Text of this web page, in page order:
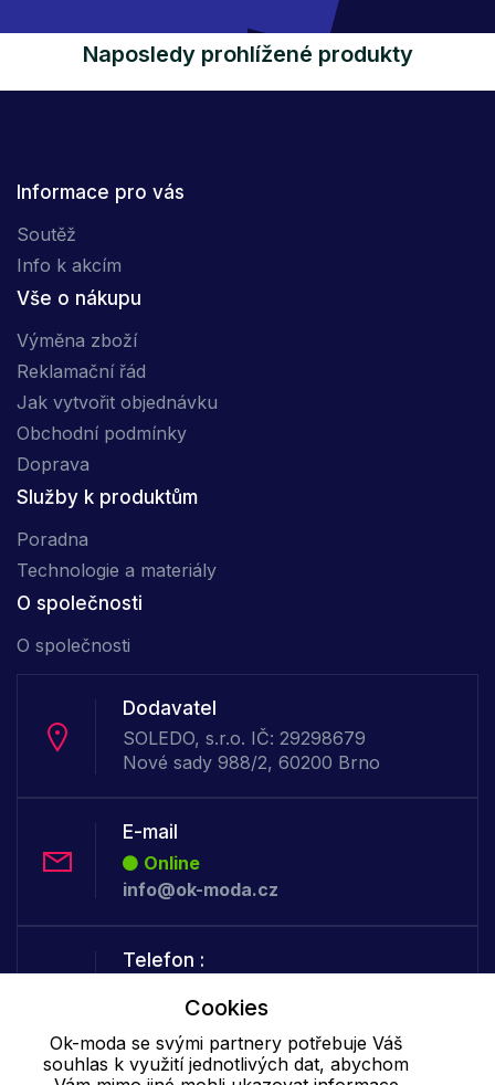
Naposledy prohlížené produkty
Informace pro vás
Soutěž
Info k akcím
Vše o nákupu
Výměna zboží
Reklamační řád
Jak vytvořit objednávku
Obchodní podmínky
Doprava
Služby k produktům
Poradna
Technologie a materiály
O společnosti
O společnosti
Dodavatel
SOLEDO, s.r.o. IČ: 29298679
Nové sady 988/2, 60200 Brno
E-mail
Online
info@ok-moda.cz
Telefon :
+420 702 000 160
Cookies
Ok-moda se svými partnery potřebuje Váš
souhlas k využití jednotlivých dat, abychom